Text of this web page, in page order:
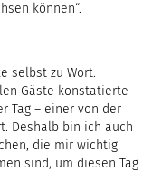
können“.
selbst zu Wort.
Gäste konstatierte
Tag – einer von der
Deshalb bin ich auch
die mir wichtig
sind, um diesen Tag